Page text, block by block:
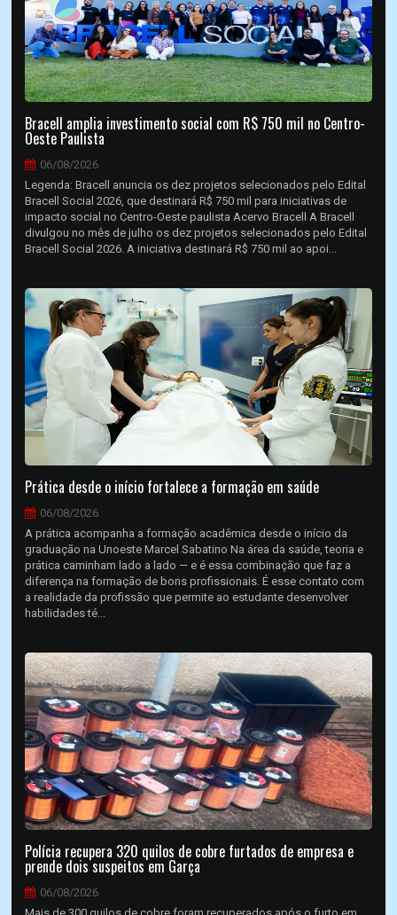
Bracell amplia investimento social com R$ 750 mil no Centro-
Oeste Paulista
06/08/2026
Legenda: Bracell anuncia os dez projetos selecionados pelo Edital
Bracell Social 2026, que destinará R$ 750 mil para iniciativas de
impacto social no Centro-Oeste paulista Acervo Bracell A Bracell
divulgou no mês de julho os dez projetos selecionados pelo Edital
Bracell Social 2026. A iniciativa destinará R$ 750 mil ao apoi...
Prática desde o início fortalece a formação em saúde
06/08/2026
A prática acompanha a formação acadêmica desde o início da
graduação na Unoeste Marcel Sabatino Na área da saúde, teoria e
prática caminham lado a lado — e é essa combinação que faz a
diferença na formação de bons profissionais. É esse contato com
a realidade da profissão que permite ao estudante desenvolver
habilidades té...
Polícia recupera 320 quilos de cobre furtados de empresa e
prende dois suspeitos em Garça
06/08/2026